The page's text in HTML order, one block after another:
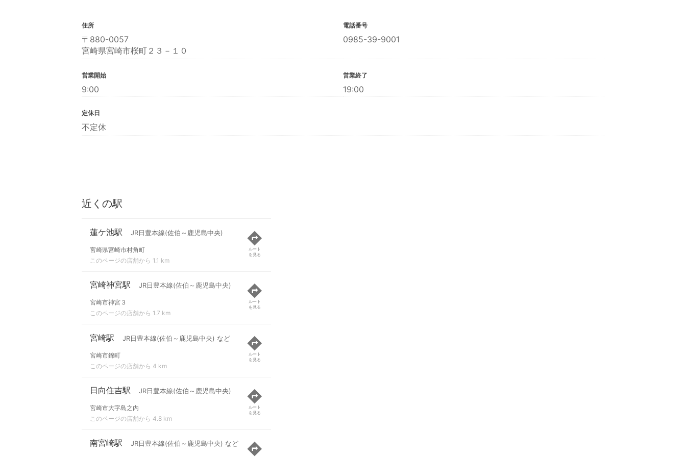
住所
〒880-0057
宮崎県宮崎市桜町２３－１０
電話番号
0985-39-9001
営業開始
9:00
営業終了
19:00
定休日
不定休
近くの駅
蓮ケ池駅 JR日豊本線(佐伯～鹿児島中央)
宮崎県宮崎市村角町
このページの店舗から 1.1 km
ルート
を見る
宮崎神宮駅 JR日豊本線(佐伯～鹿児島中央)
宮崎市神宮３
このページの店舗から 1.7 km
ルート
を見る
宮崎駅 JR日豊本線(佐伯～鹿児島中央) など
宮崎市錦町
このページの店舗から 4 km
ルート
を見る
日向住吉駅 JR日豊本線(佐伯～鹿児島中央)
宮崎市大字島之内
このページの店舗から 4.8 km
ルート
を見る
南宮崎駅 JR日豊本線(佐伯～鹿児島中央) など